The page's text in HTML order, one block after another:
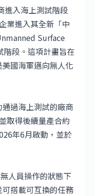
進入海上測試階段
業進入其全新「中
Surface
階段。這項計畫旨在
國海軍邁向無人化
過海上測試的廠商
取得後續量產合約
年6月啟動，並於
人員操作的狀態下
搭載可互換的任務